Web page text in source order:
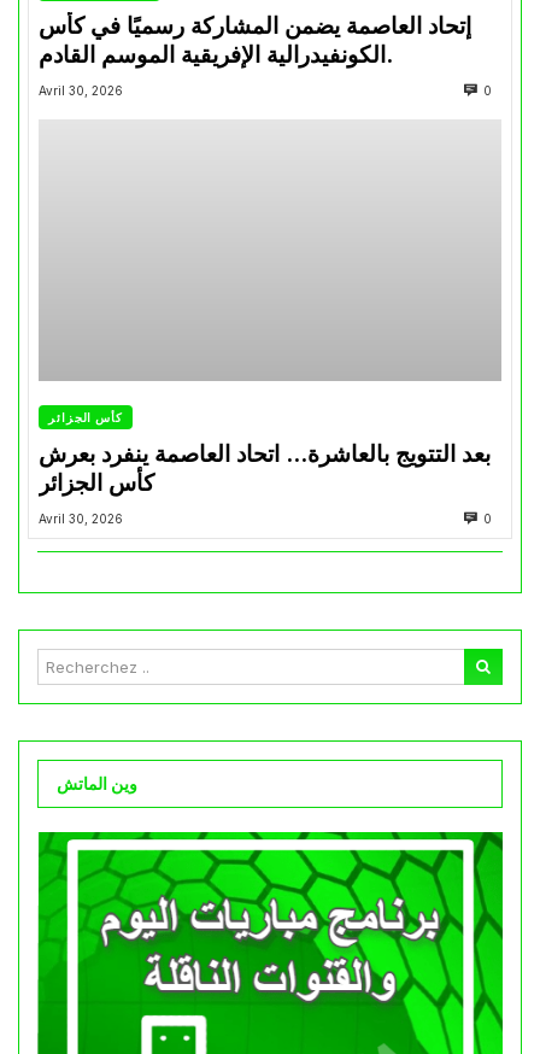
إتحاد العاصمة يضمن المشاركة رسميًا في كأس
الكونفيدرالية الإفريقية الموسم القادم.
Avril 30, 2026 0
كأس الجزائر
بعد التتويج بالعاشرة… اتحاد العاصمة ينفرد بعرش
كأس الجزائر
Avril 30, 2026 0
وين الماتش